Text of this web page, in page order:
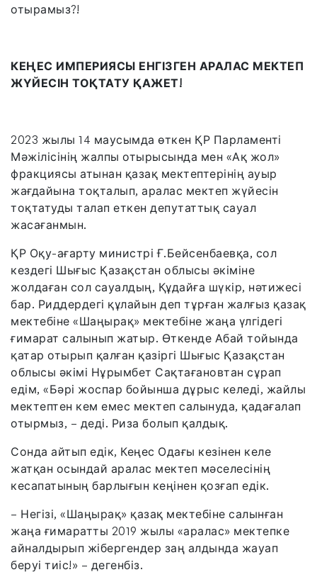
отырамыз?!
КЕҢЕС ИМПЕРИЯСЫ ЕНГІЗГЕН АРАЛАС МЕКТЕП
ЖҮЙЕСІН ТОҚТАТУ ҚАЖЕТ!
2023 жылы 14 маусымда өткен ҚР Парламенті
Мәжілісінің жалпы отырысында мен «Ақ жол»
фракциясы атынан қазақ мектептерінің ауыр
жағдайына тоқталып, аралас мектеп жүйесін
тоқтатуды талап еткен депутаттық сауал
жасағанмын.
ҚР Оқу-ағарту министрі Ғ.Бейсенбаевқа, сол
кездегі Шығыс Қазақстан облысы әкіміне
жолдаған сол сауалдың, Құдайға шүкір, нәтижесі
бар. Риддердегі құлайын деп тұрған жалғыз қазақ
мектебіне «Шаңырақ» мектебіне жаңа үлгідегі
ғимарат салынып жатыр. Өткенде Абай тойында
қатар отырып қалған қазіргі Шығыс Қазақстан
облысы әкімі Нұрымбет Сақтағановтан сұрап
едім, «Бәрі жоспар бойынша дұрыс келеді, жайлы
мектептен кем емес мектеп салынуда, қадағалап
отырмыз, – деді. Риза болып қалдық.
Сонда айтып едік, Кеңес Одағы кезінен келе
жатқан осындай аралас мектеп мәселесінің
кесапатының барлығын кеңінен қозғап едік.
– Негізі, «Шаңырақ» қазақ мектебіне салынған
жаңа ғимаратты 2019 жылы «аралас» мектепке
айналдырып жібергендер заң алдында жауап
беруі тиіс!» – дегенбіз.